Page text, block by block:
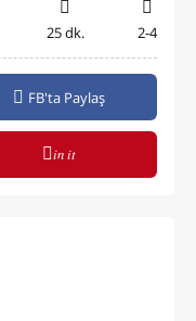
25 dk. 2-4
FB'ta Paylaş
in it